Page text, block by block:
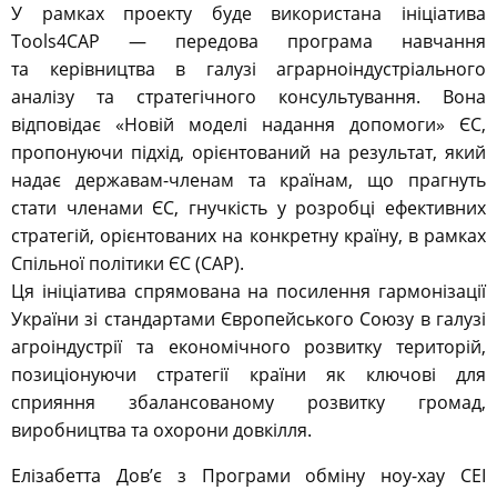
У рамках проекту буде використана ініціатива
Tools4CAP — передова програма навчання
та керівництва в галузі аграрноіндустріального
аналізу та стратегічного консультування. Вона
відповідає «Новій моделі надання допомоги» ЄС,
пропонуючи підхід, орієнтований на результат, який
надає державам-членам та країнам, що прагнуть
стати членами ЄС, гнучкість у розробці ефективних
стратегій, орієнтованих на конкретну країну, в рамках
Спільної політики ЄС (CAP).
Ця ініціатива спрямована на посилення гармонізації
України зі стандартами Європейського Союзу в галузі
агроіндустрії та економічного розвитку територій,
позиціонуючи стратегії країни як ключові для
сприяння збалансованому розвитку громад,
виробництва та охорони довкілля.
Елізабетта Дов’є з Програми обміну ноу-хау CEI